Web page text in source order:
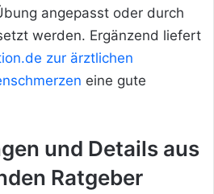
angepasst oder durch
werden. Ergänzend liefert
zur ärztlichen
eine gute
und Details aus
Ratgeber